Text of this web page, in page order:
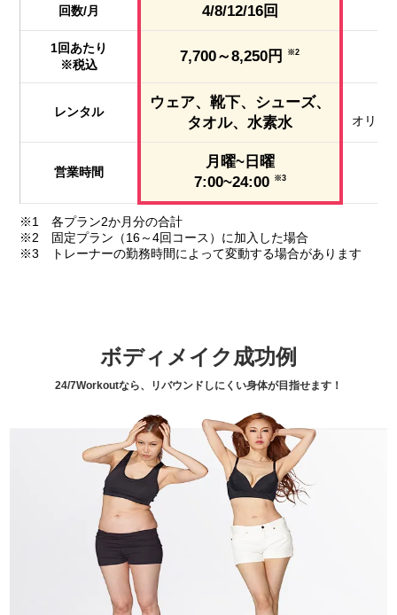
回数/月 4/8/12/16回
1回あたり
※税込
7,700～8,250円 ※2
レンタル
ウェア、靴下、シューズ、
タオル、水素水
オリジ
営業時間
月曜~日曜
7:00~24:00 ※3
※1 各プラン2か月分の合計
※2 固定プラン（16～4回コース）に加入した場合
※3 トレーナーの勤務時間によって変動する場合があります
ボディメイク成功例
24/7Workoutなら、リバウンドしにくい身体が目指せます！